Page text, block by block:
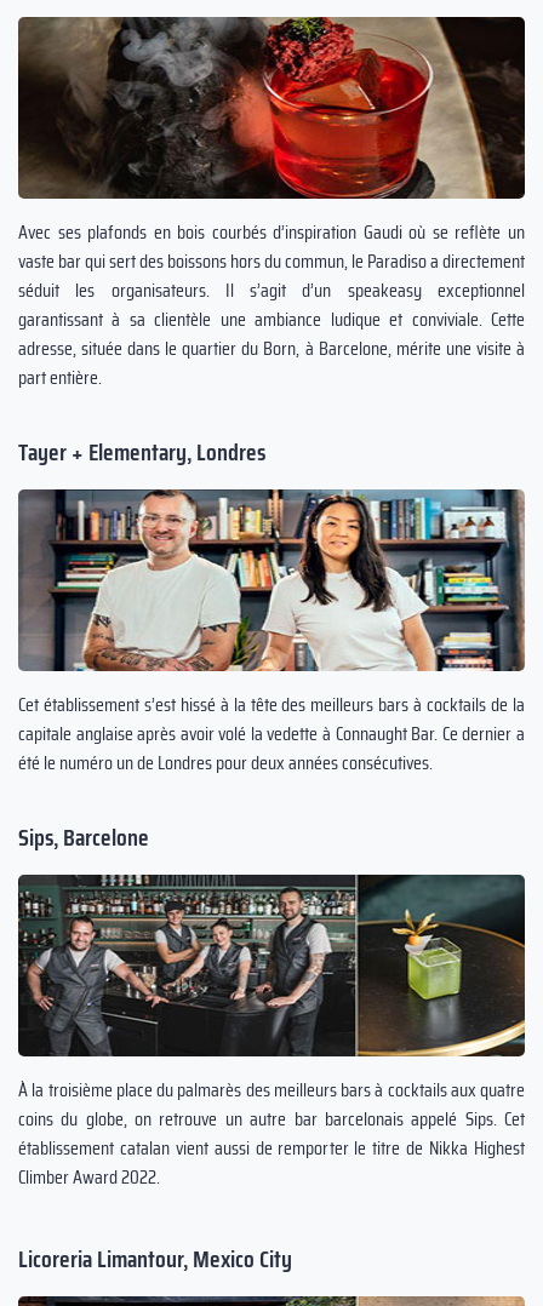
Avec ses plafonds en bois courbés d’inspiration Gaudi où se reflète un
vaste bar qui sert des boissons hors du commun, le Paradiso a directement
séduit les organisateurs. Il s’agit d’un speakeasy exceptionnel
garantissant à sa clientèle une ambiance ludique et conviviale. Cette
adresse, située dans le quartier du Born, à Barcelone, mérite une visite à
part entière.
Tayer + Elementary, Londres
Cet établissement s’est hissé à la tête des meilleurs bars à cocktails de la
capitale anglaise après avoir volé la vedette à Connaught Bar. Ce dernier a
été le numéro un de Londres pour deux années consécutives.
Sips, Barcelone
À la troisième place du palmarès des meilleurs bars à cocktails aux quatre
coins du globe, on retrouve un autre bar barcelonais appelé Sips. Cet
établissement catalan vient aussi de remporter le titre de Nikka Highest
Climber Award 2022.
Licoreria Limantour, Mexico City